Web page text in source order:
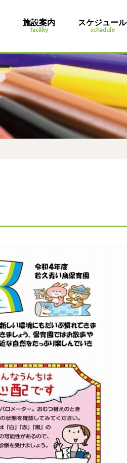
施設案内
facility
スケジュール
schadule